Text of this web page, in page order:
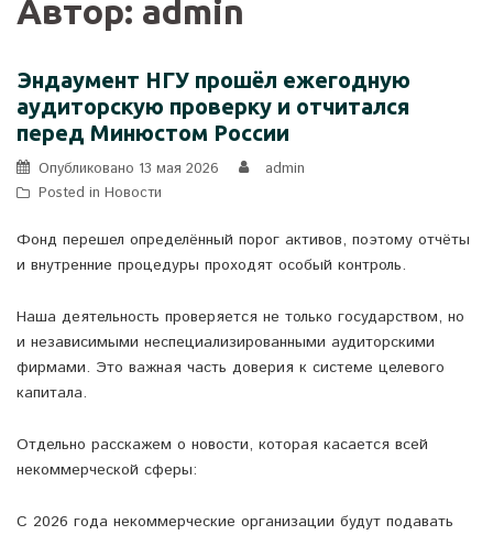
Автор: admin
Эндаумент НГУ прошёл ежегодную
аудиторскую проверку и отчитался
перед Минюстом России
Опубликовано 13 мая 2026
admin
Posted in Новости
Фонд перешел определённый порог активов, поэтому отчёты
и внутренние процедуры проходят особый контроль.
Наша деятельность проверяется не только государством, но
и независимыми неспециализированными аудиторскими
фирмами. Это важная часть доверия к системе целевого
капитала.
Отдельно расскажем о новости, которая касается всей
некоммерческой сферы:
С 2026 года некоммерческие организации будут подавать